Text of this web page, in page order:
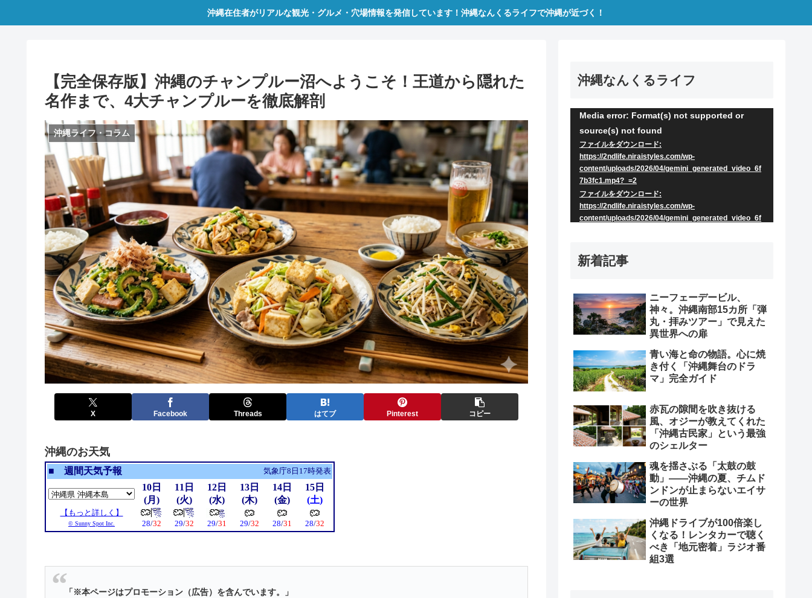
沖縄在住者がリアルな観光・グルメ・穴場情報を発信しています！沖縄なんくるライフで沖縄が近づく！
【完全保存版】沖縄のチャンプルー沼へようこそ！王道から隠れた
名作まで、4大チャンプルーを徹底解剖
沖縄ライフ・コラム
X Facebook Threads はてブ Pinterest コピー
沖縄のお天気
「※本ページはプロモーション（広告）を含んでいます。」
沖縄なんくるライフ
動
画
プ
レ
ー
ヤ
Media error: Format(s) not supported or
source(s) not found
ファイルをダウンロード:
https://2ndlife.niraistyles.com/wp-
content/uploads/2026/04/gemini_generated_video_6f
7b3fc1.mp4?_=2
ファイルをダウンロード:
https://2ndlife.niraistyles.com/wp-
content/uploads/2026/04/gemini_generated_video_6f
新着記事
ニーフェーデービル、
神々。沖縄南部15カ所「弾
丸・拝みツアー」で見えた
異世界への扉
青い海と命の物語。心に焼
き付く「沖縄舞台のドラ
マ」完全ガイド
赤瓦の隙間を吹き抜ける
風、オジーが教えてくれた
「沖縄古民家」という最強
のシェルター
魂を揺さぶる「太鼓の鼓
動」――沖縄の夏、チムド
ンドンが止まらないエイサ
ーの世界
沖縄ドライブが100倍楽し
くなる！レンタカーで聴く
べき「地元密着」ラジオ番
組3選